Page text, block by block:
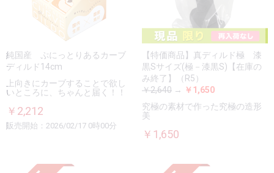
純国産 ぷにっとりあるカーブ
ディルド14cm
上向きにカーブすることで欲し
いところに、ちゃんと届く！！
￥2,212
販売開始：2026/02/17 0時00分
【特価商品】真ディルド極 漆
黒Sサイズ(極－漆黒S)【在庫の
み終了】（R5）
￥2,640 → ￥1,650
究極の素材で作った究極の造形
美
￥1,650